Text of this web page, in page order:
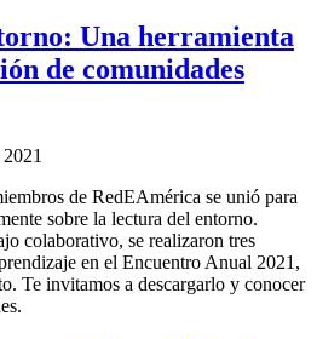
Una herramienta
de comunidades
de RedEAmérica se unió para
sobre la lectura del entorno.
colaborativo, se realizaron tres
en el Encuentro Anual 2021,
Te invitamos a descargarlo y conocer